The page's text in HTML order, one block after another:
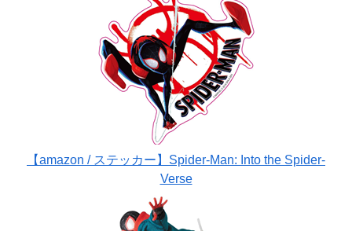
【amazon / ステッカー】Spider-Man: Into the Spider-
Verse